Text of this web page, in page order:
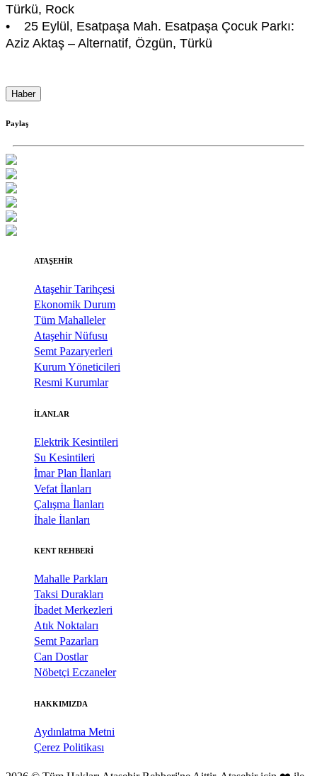
Türkü, Rock
• 25 Eylül, Esatpaşa Mah. Esatpaşa Çocuk Parkı:
Aziz Aktaş – Alternatif, Özgün, Türkü
Haber
Paylaş
ATAŞEHİR
Ataşehir Tarihçesi
Ekonomik Durum
Tüm Mahalleler
Ataşehir Nüfusu
Semt Pazaryerleri
Kurum Yöneticileri
Resmi Kurumlar
İLANLAR
Elektrik Kesintileri
Su Kesintileri
İmar Plan İlanları
Vefat İlanları
Çalışma İlanları
İhale İlanları
KENT REHBERİ
Mahalle Parkları
Taksi Durakları
İbadet Merkezleri
Atık Noktaları
Semt Pazarları
Can Dostlar
Nöbetçi Eczaneler
HAKKIMIZDA
Aydınlatma Metni
Çerez Politikası